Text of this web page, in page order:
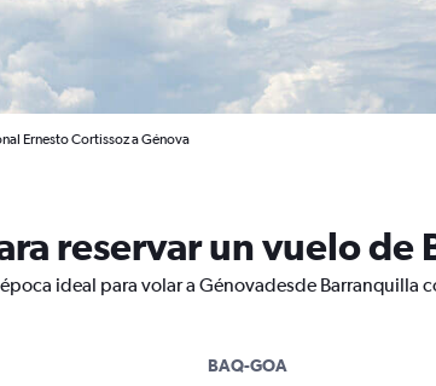
Ernesto Cortissoz a Génova
reservar un vuelo de
ideal para volar a Génovadesde
BAQ-GOA